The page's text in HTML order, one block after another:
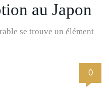
au Japon
se trouve un élément
0